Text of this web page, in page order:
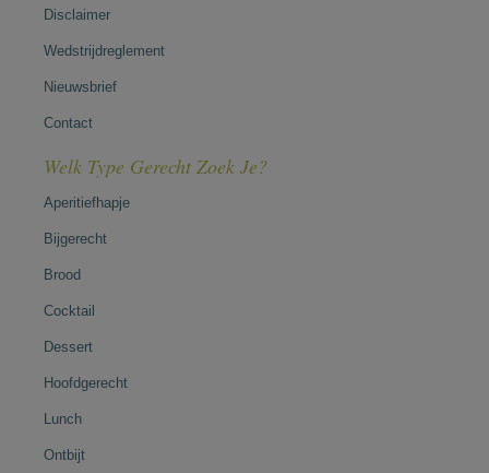
Disclaimer
Wedstrijdreglement
Nieuwsbrief
Contact
Welk Type Gerecht Zoek Je?
Aperitiefhapje
Bijgerecht
Brood
Cocktail
Dessert
Hoofdgerecht
Lunch
Ontbijt